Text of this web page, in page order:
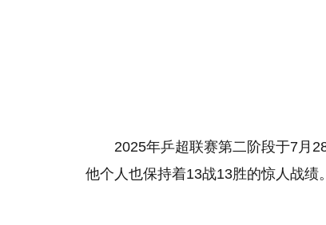
2025年乒超联赛第二阶段于7月
他个人也保持着13战13胜的惊人战绩